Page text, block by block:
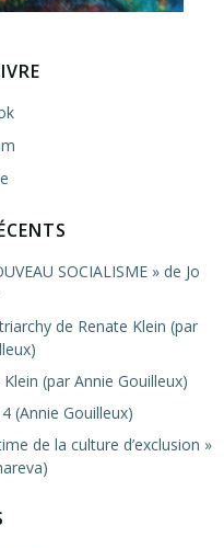
SOCIALISME » de Jo
de Renate Klein (par
(par Annie Gouilleux)
(Annie Gouilleux)
de la culture d’exclusion »